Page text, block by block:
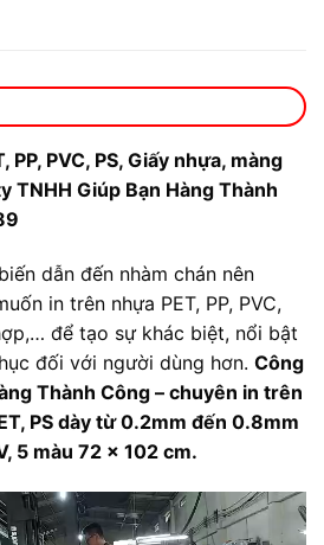
PP, PVC, PS, Giấy nhựa, màng
TNHH Giúp Bạn Hàng Thành
dẫn đến nhàm chán nên
in trên nhựa PET, PP, PVC,
để tạo sự khác biệt, nổi bật
đối với người dùng hơn. Công
Thành Công – chuyên in trên
PS dày từ 0.2mm đến 0.8mm
5 màu 72 x 102 cm.